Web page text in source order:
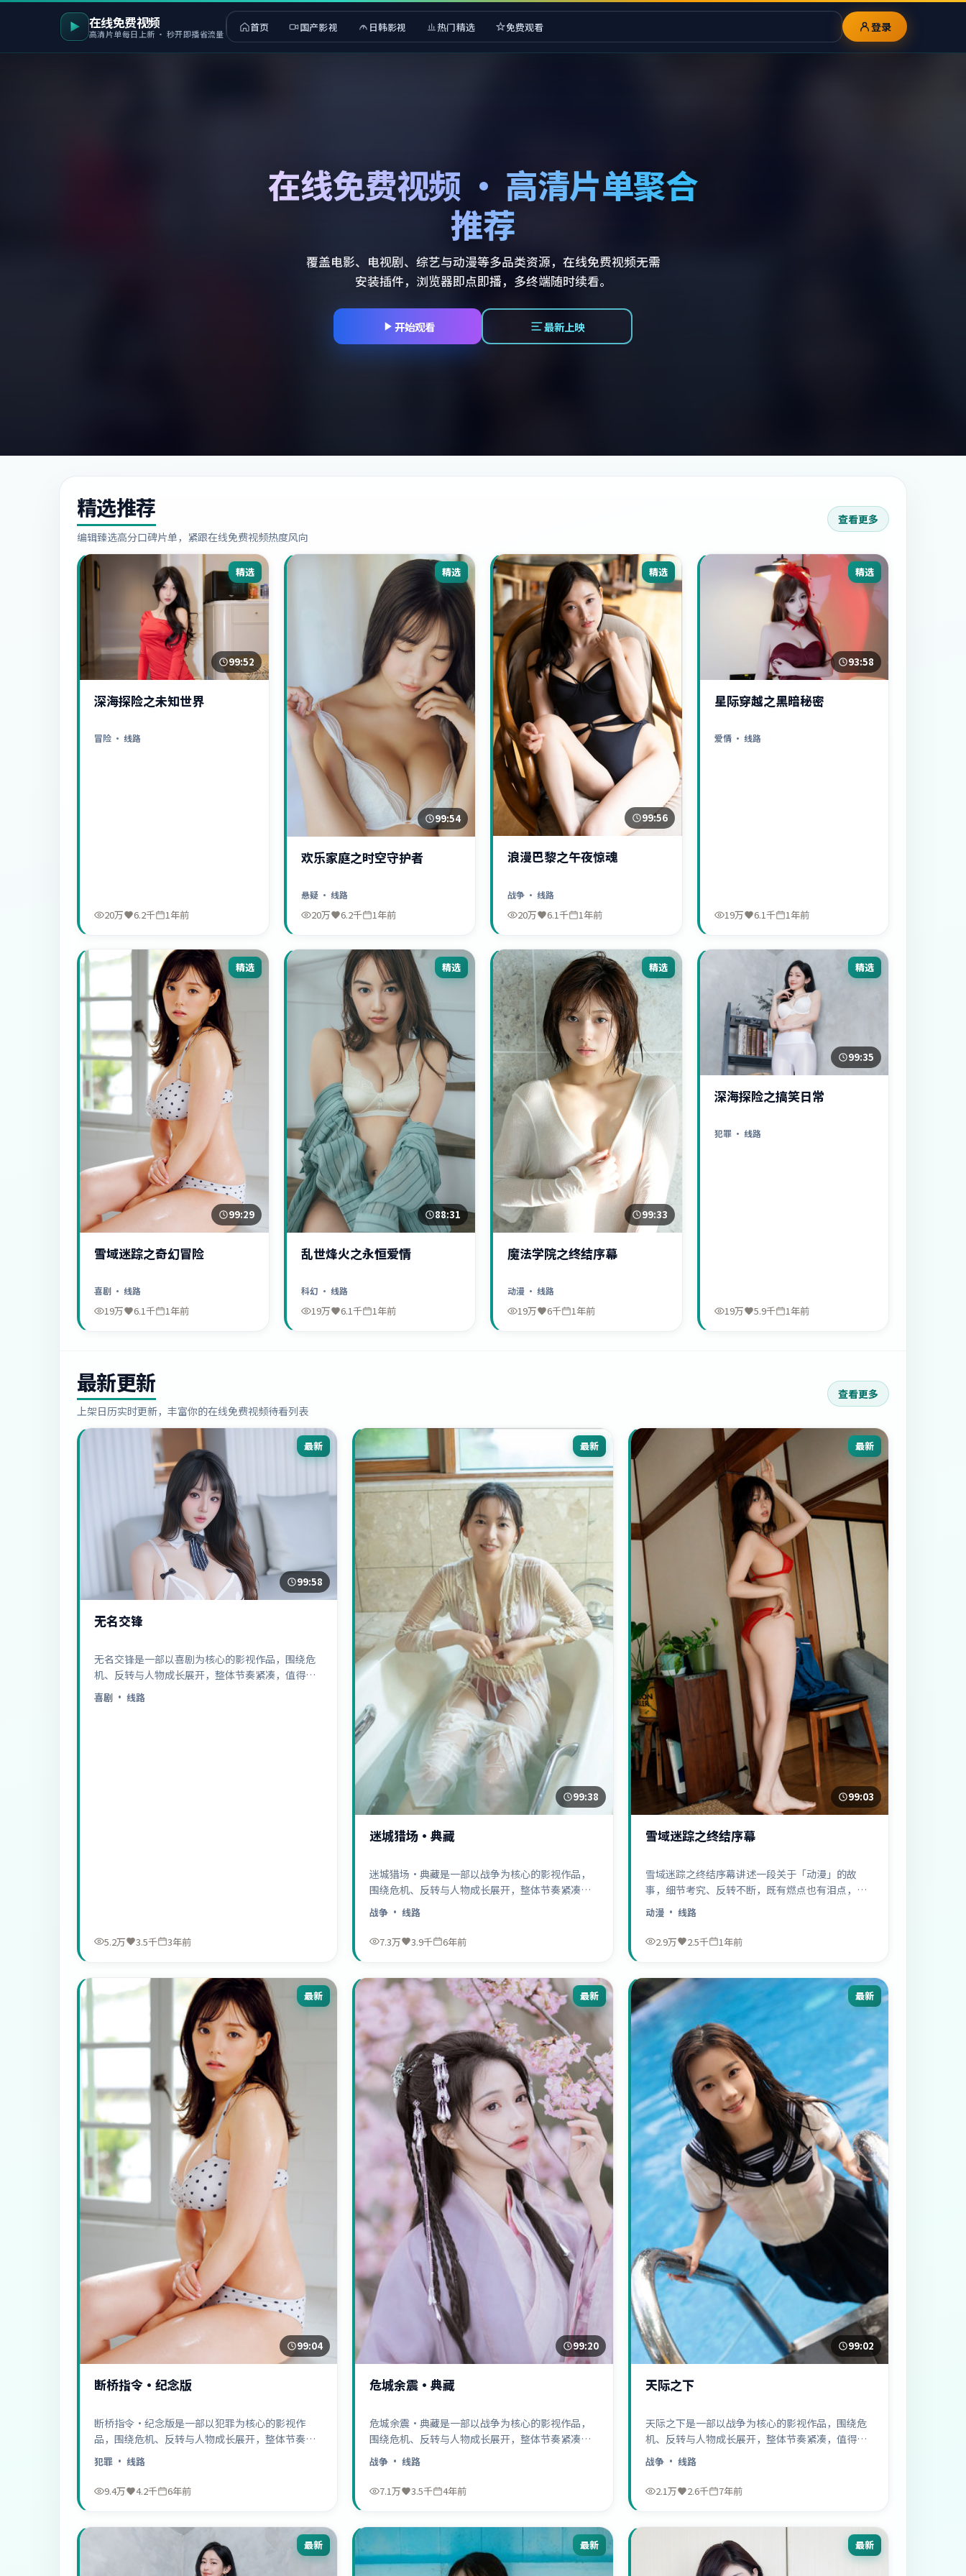
在线免费视频
高清片单每日上新 · 秒开即播省流量 首页 国产影视 日韩影视 热门精选 免费观看 登录
在线免费视频 · 高清片单聚合
推荐
覆盖电影、电视剧、综艺与动漫等多品类资源，在线免费视频无需
安装插件，浏览器即点即播，多终端随时续看。
开始观看 最新上映
精选推荐
编辑臻选高分口碑片单，紧跟在线免费视频热度风向
查看更多
精选
99:52
深海探险之未知世界
冒险 · 线路
20万 6.2千 1年前
精选
99:54
欢乐家庭之时空守护者
悬疑· 线路
20万 6.2千 1年前
精选
99:56
浪漫巴黎之午夜惊魂
战争 · 线路
20万 6.1千 1年前
精选
93:58
星际穿越之黑暗秘密
爱情· 线路
19万 6.1千 1年前
精选
99:29
雪域迷踪之奇幻冒险
喜剧 · 线路
19万 6.1千 1年前
精选
88:31
乱世烽火之永恒爱情
科幻 · 线路
19万 6.1千 1年前
精选
99:33
魔法学院之终结序幕
动漫 · 线路
19万 6千 1年前
精选
99:35
深海探险之搞笑日常
犯罪· 线路
19万 5.9千 1年前
最新更新
上架日历实时更新，丰富你的在线免费视频待看列表
查看更多
最新
99:58
无名交锋
无名交锋是一部以喜剧为核心的影视作品，围绕危
机、反转与人物成长展开，整体节奏紧凑，值得推
荐观看。
喜剧 · 线路
5.2万 3.5千 3年前
最新
99:38
迷城猎场·典藏
迷城猎场·典藏是一部以战争为核心的影视作品，
围绕危机、反转与人物成长展开，整体节奏紧凑，
值得推荐观看。
战争 · 线路
7.3万 3.9千 6年前
最新
99:03
雪域迷踪之终结序幕
雪域迷踪之终结序幕讲述一段关于「动漫」的故
事，细节考究、反转不断，既有燃点也有泪点，值
得二刷……
动漫· 线路
2.9万 2.5千 1年前
最新
99:04
断桥指令·纪念版
断桥指令·纪念版是一部以犯罪为核心的影视作
品，围绕危机、反转与人物成长展开，整体节奏紧
凑，值得推荐观看。
犯罪 · 线路
9.4万 4.2千 6年前
最新
99:20
危城余震·典藏
危城余震·典藏是一部以战争为核心的影视作品，
围绕危机、反转与人物成长展开，整体节奏紧凑，
值得推荐观看。
战争 · 线路
7.1万 3.5千 4年前
最新
99:02
天际之下
天际之下是一部以战争为核心的影视作品，围绕危
机、反转与人物成长展开，整体节奏紧凑，值得推
荐观看。
战争· 线路
2.1万 2.6千 7年前
最新 最新 最新